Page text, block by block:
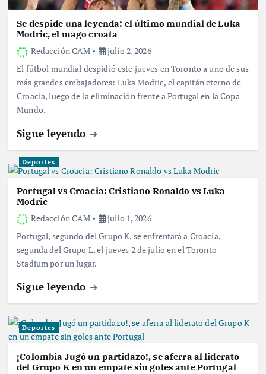
Se despide una leyenda: el último mundial de Luka
Modric, el mago croata
Redacción CAM
julio 2, 2026
El fútbol mundial despidió este jueves en Toronto a uno de sus
más grandes embajadores: Luka Modric, el capitán eterno de
Croacia, luego de la eliminación frente a Portugal en la Copa
Mundo.
Sigue leyendo
Deportes
Portugal vs Croacia: Cristiano Ronaldo vs Luka
Modric
Redacción CAM
julio 1, 2026
Portugal, segundo del Grupo K, se enfrentará a Croacia,
segunda del Grupo L, el jueves 2 de julio en el Toronto
Stadium por un lugar.
Sigue leyendo
Deportes
¡Colombia Jugó un partidazo!, se aferra al liderato
del Grupo K en un empate sin goles ante Portugal